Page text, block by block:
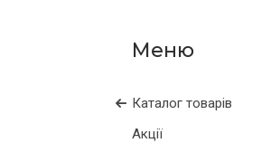
Каталог товарів
Акції